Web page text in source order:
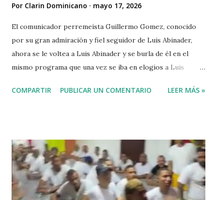
Por Clarin Dominicano mayo 17, 2026
El comunicador perremeísta Guillermo Gomez, conocido
por su gran admiración y fiel seguidor de Luis Abinader,
ahora se le voltea a Luis Abinader y se burla de él en el
mismo programa que una vez se iba en elogios a Luis
COMPARTIR PUBLICAR UN COMENTARIO LEER MÁS »